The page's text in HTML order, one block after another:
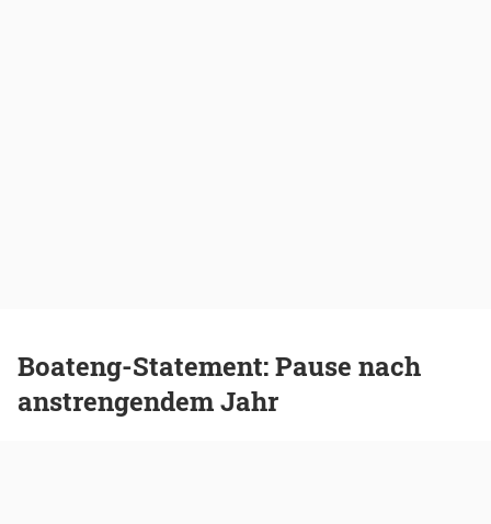
Boateng-Statement: Pause nach
anstrengendem Jahr